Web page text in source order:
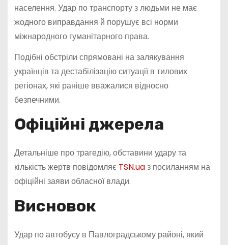
населення. Удар по транспорту з людьми не має
жодного виправдання й порушує всі норми
міжнародного гуманітарного права.
Подібні обстріли спрямовані на залякування
українців та дестабілізацію ситуації в тилових
регіонах, які раніше вважалися відносно
безпечними.
Офіційні джерела
Детальніше про трагедію, обставини удару та
кількість жертв повідомляє TSN.uaз посиланням на
офіційні заяви обласної влади.
Висновок
Удар по автобусу в Павлоградському районі, який